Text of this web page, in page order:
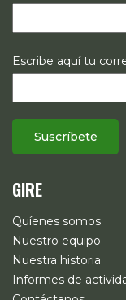
Escribe aquí tu
GIRE
Quíenes somos
Nuestro equipo
Nuestra historia
Informes de